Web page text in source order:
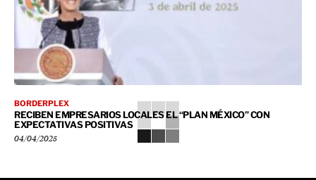
BORDERPLEX
RECIBEN EMPRESARIOS LOCALES EL “PLAN MÉXICO” CON
EXPECTATIVAS POSITIVAS
04/04/2025